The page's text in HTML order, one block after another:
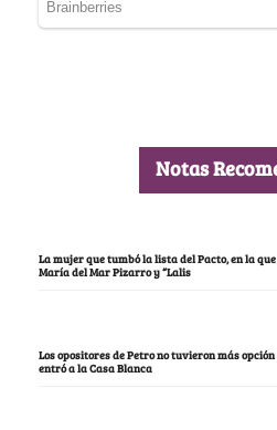
Notas
La mujer que tumbó la lista del Pacto, en la
María del Mar Pizarro y “Lalis
Los opositores de Petro no tuvieron más
entró a la Casa Blanca